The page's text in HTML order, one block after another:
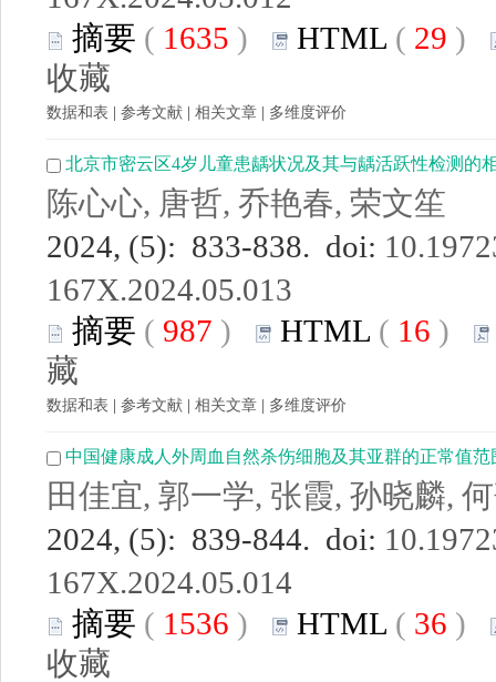
摘要 ( 1635 ) HTML ( 29 )
收藏
数据和表 参考文献 相关文章 多维度评价
北京市密云区4岁儿童患龋状况及其与龋活跃性检测的
陈心心, 唐哲, 乔艳春, 荣文笙
2024, (5): 833-838. doi:
167X.2024.05.013
摘要 ( 987 ) HTML ( 16 )
藏
数据和表 参考文献 相关文章 多维度评价
中国健康成人外周血自然杀伤细胞及其亚群的正常值
田佳宜, 郭一学, 张霞, 孙晓麟,
2024, (5): 839-844. doi:
167X.2024.05.014
摘要 ( 1536 ) HTML ( 36 )
收藏